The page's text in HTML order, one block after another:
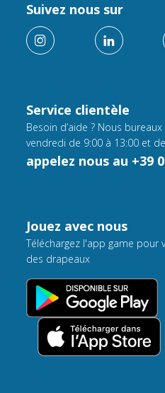
Service clientèle
Besoin d’aide ? Nous
vendredi de 9:00 à 13:00 et
appelez nous au +39
Suivez nous sur
Jouez avec nous
Téléchargez l'app game pour
des drapeaux